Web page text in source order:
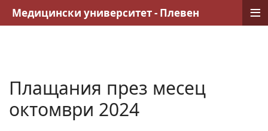
Плащания през месец
октомври 2024
Медицински университет - Плевен ≡